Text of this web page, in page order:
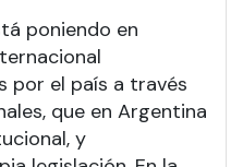
poniendo en
por el país a través
que en Argentina
y